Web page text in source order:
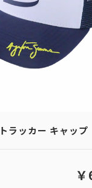
ラッカー キャップ